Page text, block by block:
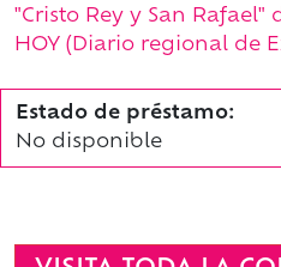
"Cristo Rey y San Rafael"
HOY (Diario regional de
Estado de préstamo:
No disponible